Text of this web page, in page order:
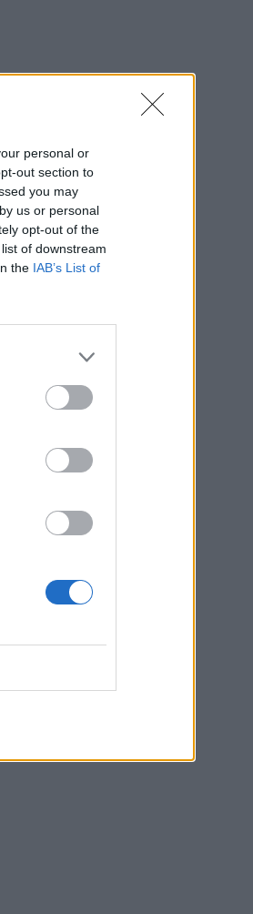
personal or
out section to
you may
us or personal
opt-out of the
of downstream
the IAB’s List of